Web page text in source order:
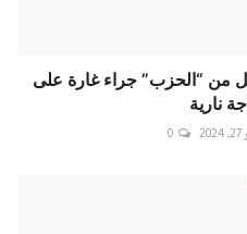
من “الحزب” جراء غارة على
نارية
0